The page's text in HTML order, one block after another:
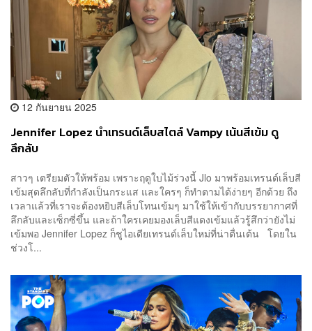
12 กันยายน 2025
Jennifer Lopez นำเทรนด์เล็บสไตล์ Vampy เน้นสีเข้ม ดู
ลึกลับ
สาวๆ เตรียมตัวให้พร้อม เพราะฤดูใบไม้ร่วงนี้ Jlo มาพร้อมเทรนด์เล็บสี
เข้มสุดลึกลับที่กำลังเป็นกระแส และใครๆ ก็ทำตามได้ง่ายๆ อีกด้วย ถึง
เวลาแล้วที่เราจะต้องหยิบสีเล็บโทนเข้มๆ มาใช้ให้เข้ากับบรรยากาศที่
ลึกลับและเซ็กซี่ขึ้น และถ้าใครเคยมองเล็บสีแดงเข้มแล้วรู้สึกว่ายังไม่
เข้มพอ Jennifer Lopez ก็ชูไอเดียเทรนด์เล็บใหม่ที่น่าตื่นเต้น โดยใน
ช่วงโ...